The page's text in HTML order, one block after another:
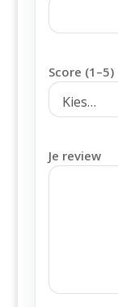
Score (1–5)
Je review